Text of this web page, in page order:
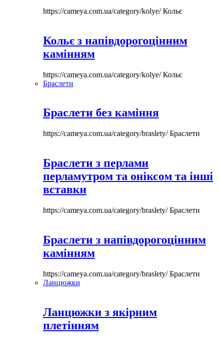
https://cameya.com.ua/category/kolye/Кольє
Кольє з напівдорогоцінним
камінням
https://cameya.com.ua/category/kolye/Кольє
Браслети
Браслети без каміння
https://cameya.com.ua/category/braslety/Браслети
Браслети з перлами
перламутром та оніксом та інші
вставки
https://cameya.com.ua/category/braslety/Браслети
Браслети з напівдорогоцінним
камінням
https://cameya.com.ua/category/braslety/Браслети
Ланцюжки
Ланцюжки з якірним
плетінням